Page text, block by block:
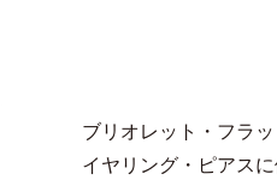
ブリオレット・フラ
イヤリング・ピアス